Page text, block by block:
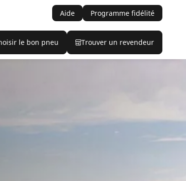
Aide Programme fidélité
le bon pneu Trouver un revendeur